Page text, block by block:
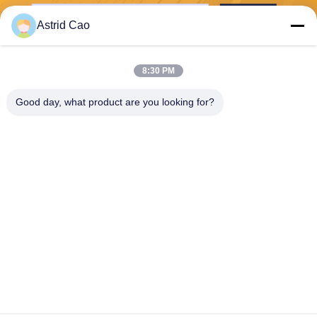
Astrid Cao
8:30 PM
Good day, what product are you looking for?